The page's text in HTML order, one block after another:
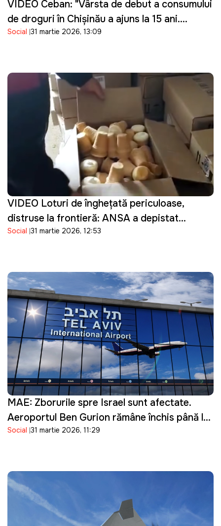
VIDEO Ceban: "Vârsta de debut a consumului
de droguri în Chișinău a ajuns la 15 ani.
Guvernarea cu ce se ocupă?"
Social 31 martie 2026, 13:09
VIDEO Loturi de înghețată periculoase,
distruse la frontieră: ANSA a depistat
bacterii în produsele importate
Social 31 martie 2026, 12:53
MAE: Zborurile spre Israel sunt afectate.
Aeroportul Ben Gurion rămâne închis până la
16 aprilie
Social 31 martie 2026, 11:29